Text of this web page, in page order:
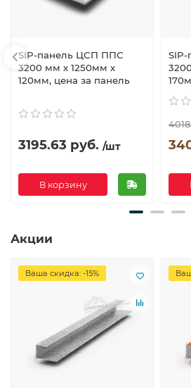
SIP-панель ЦСП ППС
3200 мм х 1250мм х
120мм, цена за панель
3195.63 руб. /шт
В корзину
Акции
Ваша скидка: -15%